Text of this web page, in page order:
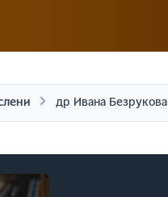
др Ивана Безрукова